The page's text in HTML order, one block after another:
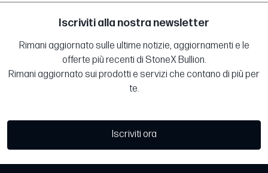
Iscriviti alla nostra newsletter
Rimani aggiornato sulle ultime notizie, aggiornamenti e le
offerte più recenti di StoneX Bullion.
Rimani aggiornato sui prodotti e servizi che contano di più per
te.
Iscriviti ora